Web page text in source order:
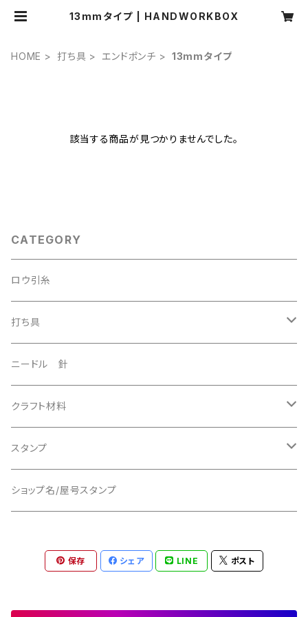
13mmタイプ | HANDWORKBOX
HOME 打ち具 エンドポンチ 13mmタイプ
該当する商品が見つかりませんでした。
CATEGORY
ロウ引糸
打ち具
美錠抜きパンチ
5mm サイズ
15mmサイズ
11mmサイズ
エンドポンチ
コーナーカッター
13mmタイプ
特殊ポンチ
ハート型ポンチ
平目打ち
サイズ3mmタイプ
ニードル 針
クラフト材料
バックル
マグネットボタン
ジョイント
スタンプ
屋号スタンプ／ショップスタンプ
ショップ名/屋号スタンプ
保存 シェア LINE ポスト